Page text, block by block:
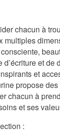
chacun à
multiples
et de
et
propose
chacun à
et ses
: